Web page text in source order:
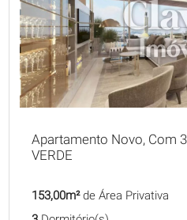
Apartamento Novo, Com
VERDE
153,00m²de Área Privativa